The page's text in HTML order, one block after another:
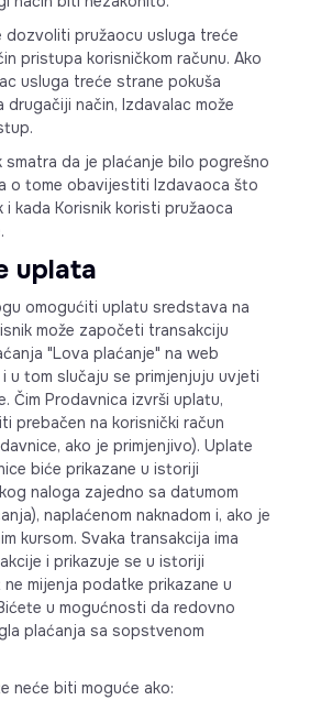
dozvoliti pružaocu usluga treće
pristupa korisničkom računu. Ako
usluga treće strane pokuša
drugačiji način, Izdavalac može
smatra da je plaćanje bilo pogrešno
o tome obavijestiti Izdavaoca što
i kada Korisnik koristi pružaoca
uplata
omogućiti uplatu sredstava na
može započeti transakciju
"Lova plaćanje" na web
u tom slučaju se primjenjuju uvjeti
Čim Prodavnica izvrši uplatu,
prebačen na korisnički račun
ako je primjenjivo). Uplate
biće prikazane u istoriji
naloga zajedno sa datumom
naplaćenom naknadom i, ako je
kursom. Svaka transakcija ima
i prikazuje se u istoriji
mijenja podatke prikazane u
u mogućnosti da redovno
plaćanja sa sopstvenom
neće biti moguće ako: